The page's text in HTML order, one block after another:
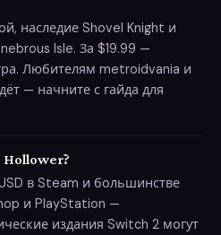
наследие Shovel Knight и
Isle. За $19.99 —
Любителям metroidvania и
— начните с гайда для
в Steam и большинстве
и PlayStation —
издания Switch 2 могут